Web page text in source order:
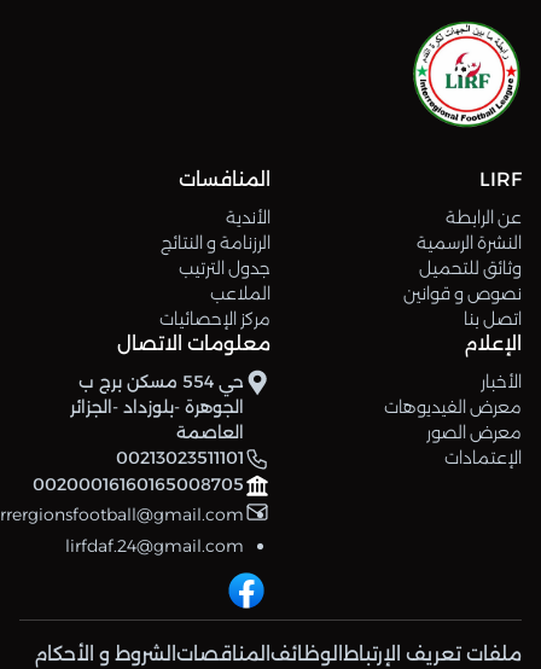
LIRF
عن الرابطة
النشرة الرسمية
وثائق للتحميل
نصوص و قوانين
اتصل بنا
المنافسات
الأندية
الرزنامة و النتائج
جدول الترتيب
الملاعب
مركز الإحصائيات
الإعلام
الأخبار
معرض الفيديوهات
معرض الصور
الإعتمادات
معلومات الاتصال
حي 554 مسكن برج ب
الجوهرة -بلوزداد -الجزائر
العاصمة
00213023511101
00200016160165008705
lirfdaf.24@gmail.com
ملفات تعريف الإرتباط الوظائف المناقصات الشروط و الأحكام